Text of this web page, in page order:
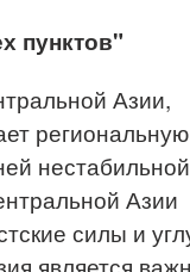
пунктов"
Азии,
нестабильной
Азии
силы и
является